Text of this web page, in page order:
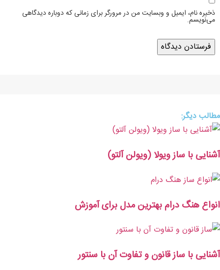
ذخیره نام، ایمیل و وبسایت من در مرورگر برای زمانی که دوباره دیدگاهی
می‌نویسم.
مطالب دیگر:
آشنایی با ساز ویولا (ویولن آلتو)
انواع هنگ درام بهترین مدل برای آموزش
آشنایی با ساز قانون و تفاوت آن با سنتور